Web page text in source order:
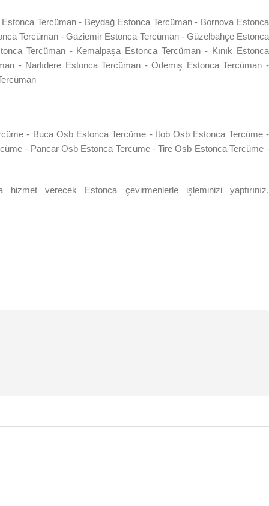
Tercüman - Beydağ Estonca Tercüman - Bornova Estonca
Tercüman - Gaziemir Estonca Tercüman - Güzelbahçe Estonca
Tercüman - Kemalpaşa Estonca Tercüman - Kınık Estonca
- Narlıdere Estonca Tercüman - Ödemiş Estonca Tercüman -
- Buca Osb Estonca Tercüme - İtob Osb Estonca Tercüme -
- Pancar Osb Estonca Tercüme - Tire Osb Estonca Tercüme -
verecek Estonca çevirmenlerle işleminizi yaptırınız.